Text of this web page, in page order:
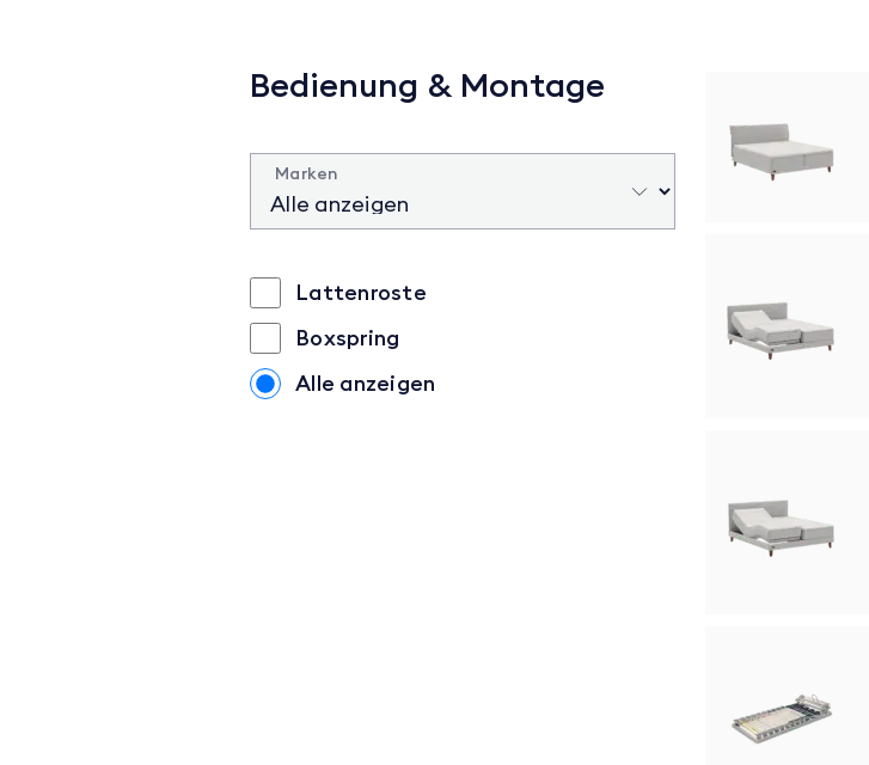
Bedienung & Montage
Marken
Lattenroste
Boxspring
Alle anzeigen